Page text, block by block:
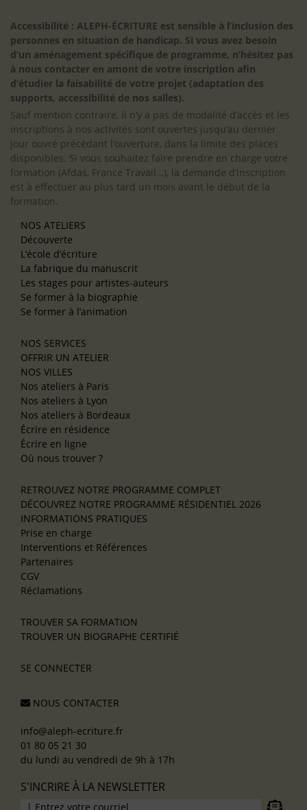
Accessibilité : ALEPH-ÉCRITURE est sensible à l’inclusion des
personnes en situation de handicap. Si vous avez besoin
d’un aménagement spécifique de programme, n’hésitez pas
à nous contacter en amont de votre inscription afin
d’étudier la faisabilité de votre projet (adaptation des
supports, accessibilité de nos salles).
Sauf mention contraire, il n’y a pas de modalité d’accès et les
inscriptions à nos activités sont ouvertes jusqu’au dernier
jour ouvré précédant l’ouverture, dans la limite des places
disponibles. Si vous souhaitez faire prendre en charge votre
formation (Afdas, France Travail…), la demande d’inscription
est à effectuer au plus tard un mois avant le début de la
formation.
NOS ATELIERS
Découverte
L’école d’écriture
La fabrique du manuscrit
Les stages pour artistes-auteurs
Se former à la biographie
Se former à l’animation
NOS SERVICES
OFFRIR UN ATELIER
NOS VILLES
Nos ateliers à Paris
Nos ateliers à Lyon
Nos ateliers à Bordeaux
Écrire en résidence
Écrire en ligne
Où nous trouver ?
RETROUVEZ NOTRE PROGRAMME COMPLET
DÉCOUVREZ NOTRE PROGRAMME RÉSIDENTIEL 2026
INFORMATIONS PRATIQUES
Prise en charge
Interventions et Références
Partenaires
CGV
Réclamations
TROUVER SA FORMATION
TROUVER UN BIOGRAPHE CERTIFIÉ
SE CONNECTER
NOUS CONTACTER
info@aleph-ecriture.fr
01 80 05 21 30
du lundi au vendredi de 9h à 17h
S'INCRIRE À LA NEWSLETTER